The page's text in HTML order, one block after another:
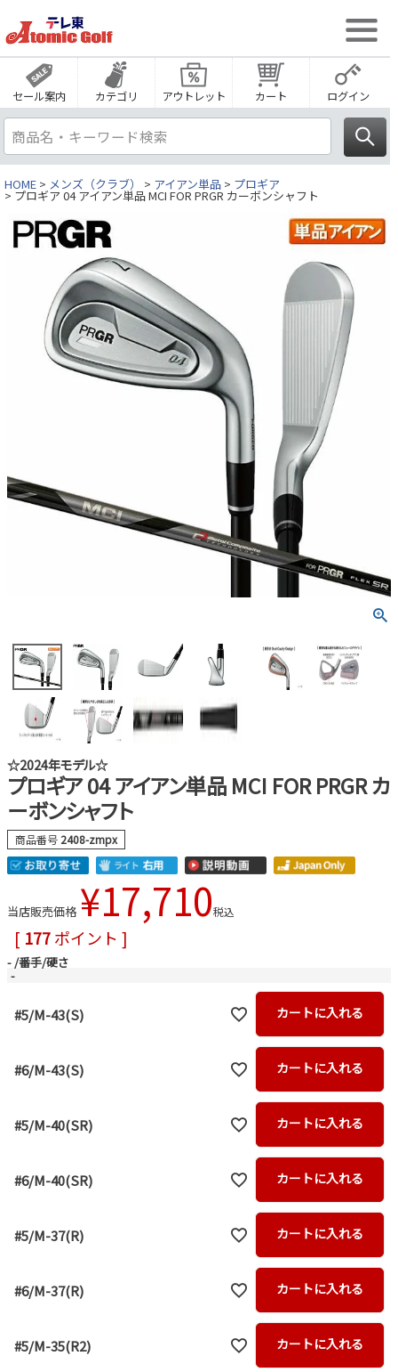
セール案内 カテゴリ アウトレット カート ログイン
HOME メンズ（クラブ） アイアン単品 プロギア
プロギア 04 アイアン単品 MCI FOR PRGR カーボンシャフト
☆2024年モデル☆
プロギア 04 アイアン単品 MCI FOR PRGR カ
ーボンシャフト
商品番号 2408-zmpx
当店販売価格 ¥17,710税込
[ 177ポイント ]
- 番手/硬さ
-
#5/M-43(S) カートに入れる
#6/M-43(S) カートに入れる
#5/M-40(SR) カートに入れる
#6/M-40(SR) カートに入れる
#5/M-37(R) カートに入れる
#6/M-37(R) カートに入れる
#5/M-35(R2) カートに入れる